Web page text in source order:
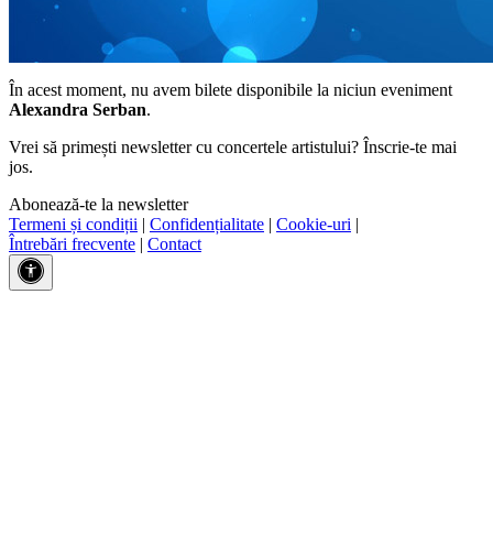
În acest moment, nu avem bilete disponibile la niciun eveniment
Alexandra Serban.
Vrei să primești newsletter cu concertele artistului? Înscrie-te mai
jos.
Abonează-te la newsletter
Termeni și condiții | Confidențialitate | Cookie-uri |
Întrebări frecvente | Contact